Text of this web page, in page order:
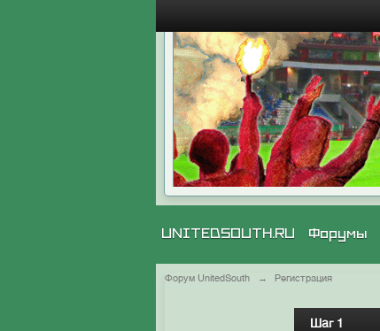
UNITEDSOUTH.RU Форумы
Форум UnitedSouth → Регистрация
Шаг 1